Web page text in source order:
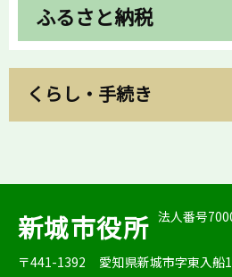
ふるさと納税
くらし・手続き
新城市役所 法人番号
〒441-1392
愛知県新城市字東入船